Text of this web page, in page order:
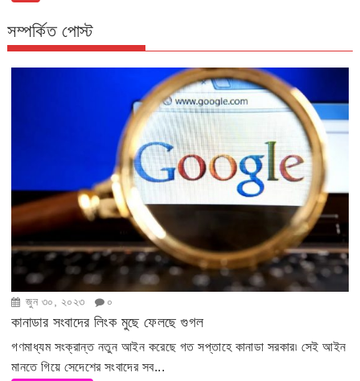
সম্পর্কিত পোস্ট
জুন ৩০, ২০২৩ ০
কানাডার সংবাদের লিংক মুছে ফেলছে গুগল
গণমাধ্যম সংক্রান্ত নতুন আইন করেছে গত সপ্তাহে কানাডা সরকার৷ সেই আইন
মানতে গিয়ে সেদেশের সংবাদের সব...